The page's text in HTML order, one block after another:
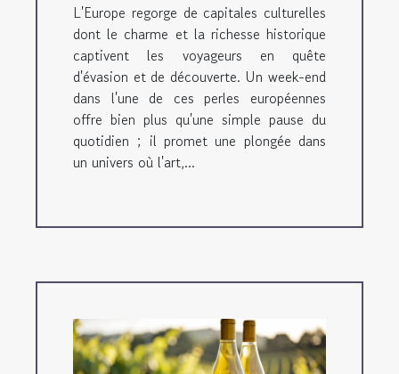
L'Europe regorge de capitales culturelles
dont le charme et la richesse historique
captivent les voyageurs en quête
d'évasion et de découverte. Un week-end
dans l'une de ces perles européennes
offre bien plus qu'une simple pause du
quotidien ; il promet une plongée dans
un univers où l'art,...